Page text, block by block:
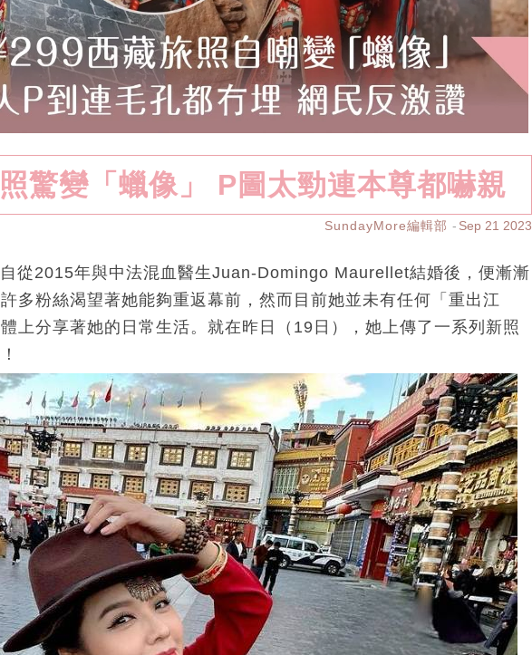
驚變「蠟像」 P圖太勁連本尊都嚇親
SundayMore編輯部 Sep 21 2023
從2015年與中法混血醫生Juan-Domingo Maurellet結婚後，便漸漸
多粉絲渴望著她能夠重返幕前，然而目前她並未有任何「重出江
上分享著她的日常生活。就在昨日（19日），她上傳了一系列新照